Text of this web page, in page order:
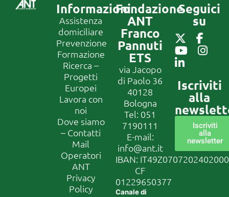
Informazioni
Assistenza
domiciliare
Prevenzione
Formazione
Ricerca –
Progetti
Europei
Lavora con
noi
Dove siamo
– Contatti
Mail
Operatori
ANT
Privacy
Policy
Fondazione
ANT
Franco
Pannuti
ETS
via Jacopo
di Paolo 36
40128
Bologna
Tel: 051
7190111
E-mail:
info@ant.it
IBAN:
CF
01229650377
Canale di
Seguici
su
Iscriviti
alla
Iscriviti
alla
newsletter